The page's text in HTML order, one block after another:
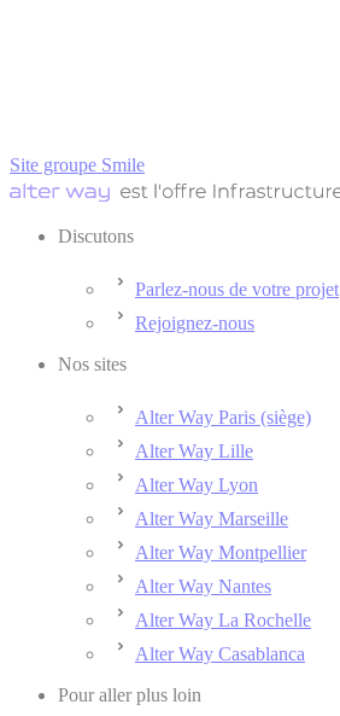
Site groupe Smile
Discutons
Parlez-nous de votre projet
Rejoignez-nous
Nos sites
Alter Way Paris (siège)
Alter Way Lille
Alter Way Lyon
Alter Way Marseille
Alter Way Montpellier
Alter Way Nantes
Alter Way La Rochelle
Alter Way Casablanca
Pour aller plus loin